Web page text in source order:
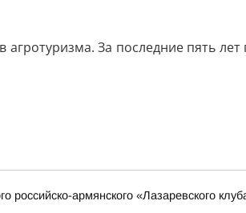
За последние пять
армянского «Лазаревского